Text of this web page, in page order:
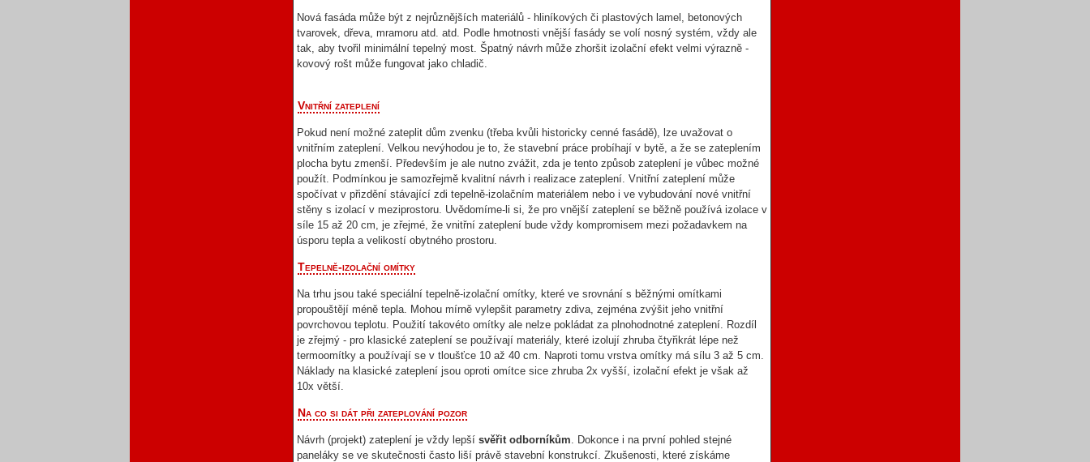
Nová fasáda může být z nejrůznějších materiálů - hliníkových či plastových lamel, betonových
tvarovek, dřeva, mramoru atd. atd. Podle hmotnosti vnější fasády se volí nosný systém, vždy ale
tak, aby tvořil minimální tepelný most. Špatný návrh může zhoršit izolační efekt velmi výrazně -
kovový rošt může fungovat jako chladič.
Vnitřní zateplení
Pokud není možné zateplit dům zvenku (třeba kvůli historicky cenné fasádě), lze uvažovat o
vnitřním zateplení. Velkou nevýhodou je to, že stavební práce probíhají v bytě, a že se zateplením
plocha bytu zmenší. Především je ale nutno zvážit, zda je tento způsob zateplení je vůbec možné
použít. Podmínkou je samozřejmě kvalitní návrh i realizace zateplení. Vnitřní zateplení může
spočívat v přizdění stávající zdi tepelně-izolačním materiálem nebo i ve vybudování nové vnitřní
stěny s izolací v meziprostoru. Uvědomíme-li si, že pro vnější zateplení se běžně používá izolace v
síle 15 až 20 cm, je zřejmé, že vnitřní zateplení bude vždy kompromisem mezi požadavkem na
úsporu tepla a velikostí obytného prostoru.
Tepelně-izolační omítky
Na trhu jsou také speciální tepelně-izolační omítky, které ve srovnání s běžnými omítkami
propouštějí méně tepla. Mohou mírně vylepšit parametry zdiva, zejména zvýšit jeho vnitřní
povrchovou teplotu. Použití takovéto omítky ale nelze pokládat za plnohodnotné zateplení. Rozdíl
je zřejmý - pro klasické zateplení se používají materiály, které izolují zhruba čtyřikrát lépe než
termoomítky a používají se v tloušťce 10 až 40 cm. Naproti tomu vrstva omítky má sílu 3 až 5 cm.
Náklady na klasické zateplení jsou oproti omítce sice zhruba 2x vyšší, izolační efekt je však až
10x větší.
Na co si dát při zateplování pozor
Návrh (projekt) zateplení je vždy lepšísvěřit odborníkům. Dokonce i na první pohled stejné
paneláky se ve skutečnosti často liší právě stavební konstrukcí. Zkušenosti, které získáme